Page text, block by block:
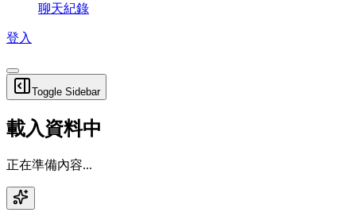
聊天紀錄
登入
Toggle Sidebar
載入資料中
正在準備內容...